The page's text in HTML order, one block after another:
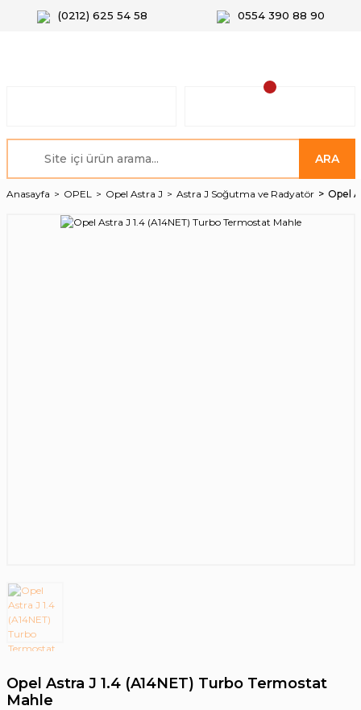
(0212) 625 54 58 0554 390 88 90
ARA
Anasayfa OPEL Opel Astra J Astra J Soğutma ve Radyatör Opel
Opel Astra J 1.4 (A14NET) Turbo Termostat
Mahle